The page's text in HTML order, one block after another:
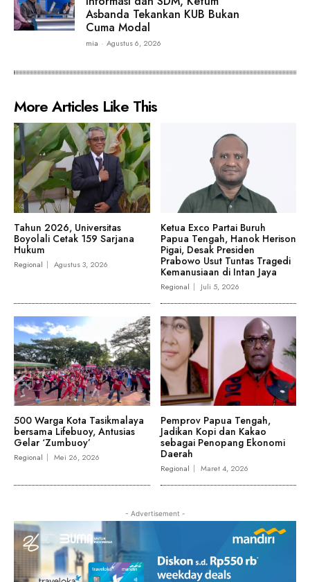
Asbanda Tekankan KUB Bukan
Cuma Modal
mia - Agustus 6, 2026
More Articles Like This
Tahun 2026, Universitas
Boyolali Cetak 159 Sarjana
Hukum
Regional Agustus 3, 2026
Ketua Exco Partai Buruh
Papua Tengah, Hanok Herison
Pigai, Desak Presiden
Prabowo Usut Tuntas Tragedi
Kemanusiaan di Intan Jaya
Regional Juli 5, 2026
500 Warga Kota Tasikmalaya
bersama Lifebuoy, Antusias
Gelar ‘Zumbuoy’
Regional Mei 26, 2026
Pemprov Papua Tengah,
Jadikan Kopi dan Kakao
sebagai Penopang Ekonomi
Daerah
Regional Maret 4, 2026
- Advertisement -